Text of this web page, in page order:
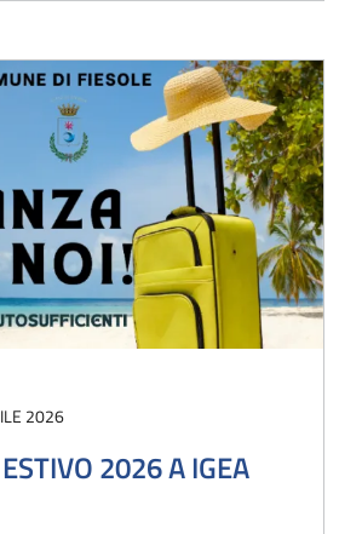
2026
2026 A IGEA